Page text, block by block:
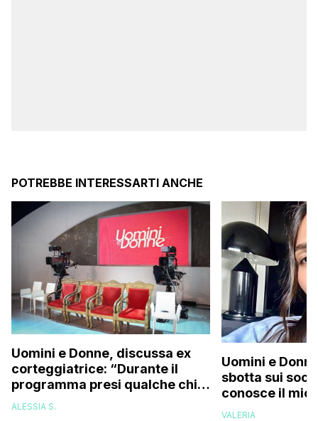
POTREBBE INTERESSARTI ANCHE
Uomini e Donne, discussa ex
corteggiatrice: “Durante il
programma presi qualche chilo
e mi riempirono di insulti, la
ALESSIA S.
Uomini e
sbotta sui
conosce il mio
deve
VALERIA